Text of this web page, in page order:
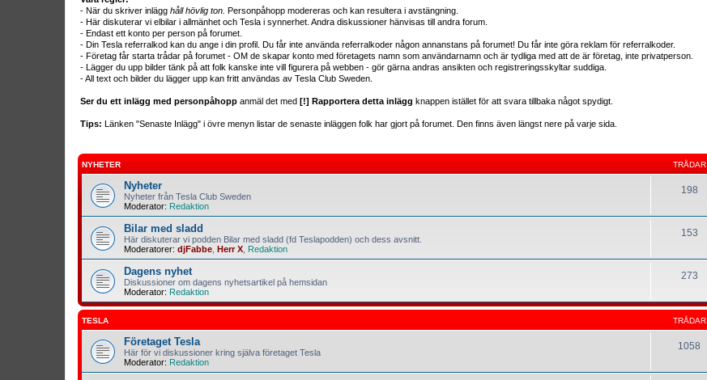
- När du skriver inlägg håll hövlig ton. Personpåhopp modereras och kan resultera i avstängning.
- Här diskuterar vi elbilar i allmänhet och Tesla i synnerhet. Andra diskussioner hänvisas till andra forum.
- Endast ett konto per person på forumet.
- Din Tesla referralkod kan du ange i din profil. Du får inte använda referralkoder någon annanstans på forumet! Du får inte göra reklam för referralkoder.
- Företag får starta trådar på forumet - OM de skapar konto med företagets namn som användarnamn och är tydliga med att de är företag, inte privatperson.
- Lägger du upp bilder tänk på att folk kanske inte vill figurera på webben - gör gärna andras ansikten och registreringsskyltar suddiga.
- All text och bilder du lägger upp kan fritt användas av Tesla Club Sweden.
Ser du ett inlägg med personpåhopp anmäl det med [!] Rapportera detta inlägg knappen istället för att svara tillbaka något spydigt.
Tips: Länken "Senaste Inlägg" i övre menyn listar de senaste inläggen folk har gjort på forumet. Den finns även längst nere på varje sida.
NYHETER TRÅDAR
Nyheter
Nyheter från Tesla Club Sweden
Moderator: Redaktion
198
Bilar med sladd
Här diskuterar vi podden Bilar med sladd (fd Teslapodden) och dess avsnitt.
Moderatorer: djFabbe Herr X Redaktion
153
Dagens nyhet
Diskussioner om dagens nyhetsartikel på hemsidan
Moderator: Redaktion
273
TESLA TRÅDAR
Företaget Tesla
Här för vi diskussioner kring själva företaget Tesla
Moderator: Redaktion
1058